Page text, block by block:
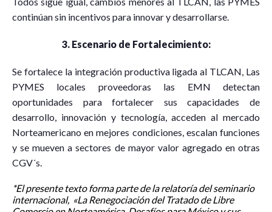
continúan sin incentivos para innovar y desarrollarse.
3. Escenario de Fortalecimiento:
Se fortalece la integración productiva ligada al TLCAN, Las
PYMES locales proveedoras las EMN detectan
oportunidades para fortalecer sus capacidades de
desarrollo, innovación y tecnología, acceden al mercado
Norteamericano en mejores condiciones, escalan funciones
y se mueven a sectores de mayor valor agregado en otras
CGV´s.
*El presente texto forma parte de la relatoría del seminario
internacional, «La Renegociación del Tratado de Libre